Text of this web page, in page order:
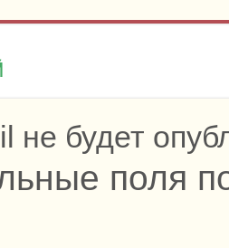
не будет
поля